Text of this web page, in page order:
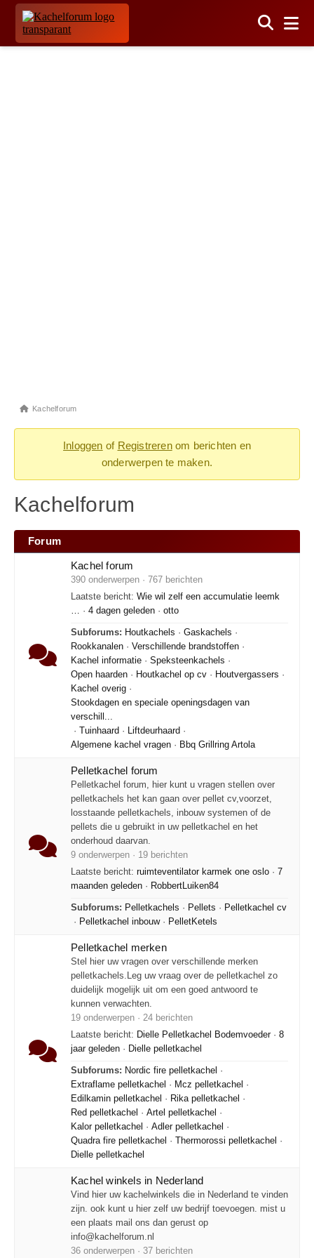
Kachelforum
Inloggen of Registrerenom berichten en
onderwerpen te maken.
Kachelforum
Forum
Kachel forum
390 onderwerpen · 767 berichten
Laatste bericht: Wie wil zelf een accumulatie leemk
… · 4 dagen geleden · otto
Subforums: Houtkachels · Gaskachels ·
Rookkanalen · Verschillende brandstoffen ·
Kachel informatie · Speksteenkachels ·
Open haarden · Houtkachel op cv · Houtvergassers ·
Kachel overig ·
Stookdagen en speciale openingsdagen van
verschill...
·
Tuinhaard · Liftdeurhaard ·
Algemene kachel vragen · Bbq Grillring Artola
Pelletkachel forum
Pelletkachel forum, hier kunt u vragen stellen over
pelletkachels het kan gaan over pellet cv,voorzet,
losstaande pelletkachels, inbouw systemen of de
pellets die u gebruikt in uw pelletkachel en het
onderhoud daarvan.
9 onderwerpen · 19 berichten
Laatste bericht: ruimteventilator karmek one oslo · 7
maanden geleden · RobbertLuiken84
Subforums: Pelletkachels · Pellets · Pelletkachel cv
· Pelletkachel inbouw· PelletKetels
Pelletkachel merken
Stel hier uw vragen over verschillende merken
pelletkachels.Leg uw vraag over de pelletkachel zo
duidelijk mogelijk uit om een goed antwoord te
kunnen verwachten.
19 onderwerpen · 24 berichten
Laatste bericht: Dielle Pelletkachel Bodemvoeder· 8
jaar geleden · Dielle pelletkachel
Subforums: Nordic fire pelletkachel ·
Extraflame pelletkachel · Mcz pelletkachel ·
Edilkamin pelletkachel · Rika pelletkachel ·
Red pelletkachel · Artel pelletkachel ·
Kalor pelletkachel · Adler pelletkachel ·
Quadra fire pelletkachel · Thermorossi pelletkachel ·
Dielle pelletkachel
Kachel winkels in Nederland
Vind hier uw kachelwinkels die in Nederland te vinden
zijn. ook kunt u hier zelf uw bedrijf toevoegen. mist u
een plaats mail ons dan gerust op
info@kachelforum.nl
36 onderwerpen · 37 berichten